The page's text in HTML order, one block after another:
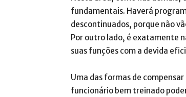
fundamentais. Haverá
descontinuados, porque não
Por outro lado, é exatamente
suas funções com a devida
Uma das formas de
funcionário bem treinado